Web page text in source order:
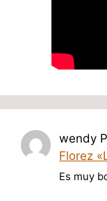
wendy
Florez
Es muy